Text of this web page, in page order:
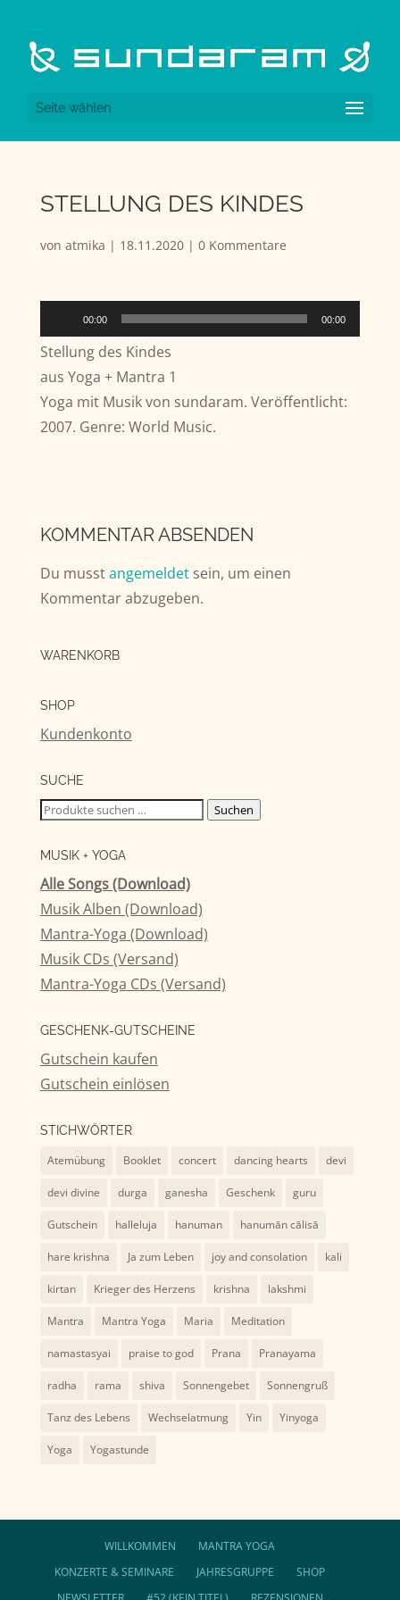
Seite wählen
STELLUNG DES KINDES
von atmika | 18.11.2020| 0 Kommentare
Player
00:00 00:00
Stellung des Kindes
aus Yoga + Mantra 1
Yoga mit Musik von sundaram. Veröffentlicht:
2007. Genre: World Music.
KOMMENTAR ABSENDEN
Du musstangemeldetsein, um einen
Kommentar abzugeben.
WARENKORB
SHOP
Kundenkonto
SUCHE
Suchen
Suchen
MUSIK + YOGA
Alle Songs (Download)
Musik Alben (Download)
Mantra-Yoga (Download)
Musik CDs (Versand)
Mantra-Yoga CDs (Versand)
GESCHENK-GUTSCHEINE
Gutschein kaufen
Gutschein einlösen
STICHWÖRTER
Atemübung Booklet concert dancing hearts devi
devi divine durga ganesha Geschenk guru
Gutschein halleluja hanuman hanumān cālisā
hare krishna Ja zum Leben joy and consolation kali
kirtan Krieger des Herzens krishna lakshmi
Mantra Mantra Yoga Maria Meditation
namastasyai praise to god Prana Pranayama
radha rama shiva Sonnengebet Sonnengruß
Tanz des Lebens Wechselatmung Yin Yinyoga
Yoga Yogastunde
WILLKOMMEN
MANTRA YOGA
KONZERTE & SEMINARE
JAHRESGRUPPE
SHOP